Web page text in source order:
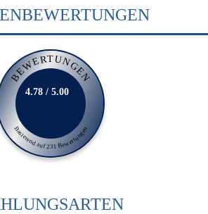
BEWERTUNGEN
Basierend auf 231 Bewertungen
4.78 / 5.00